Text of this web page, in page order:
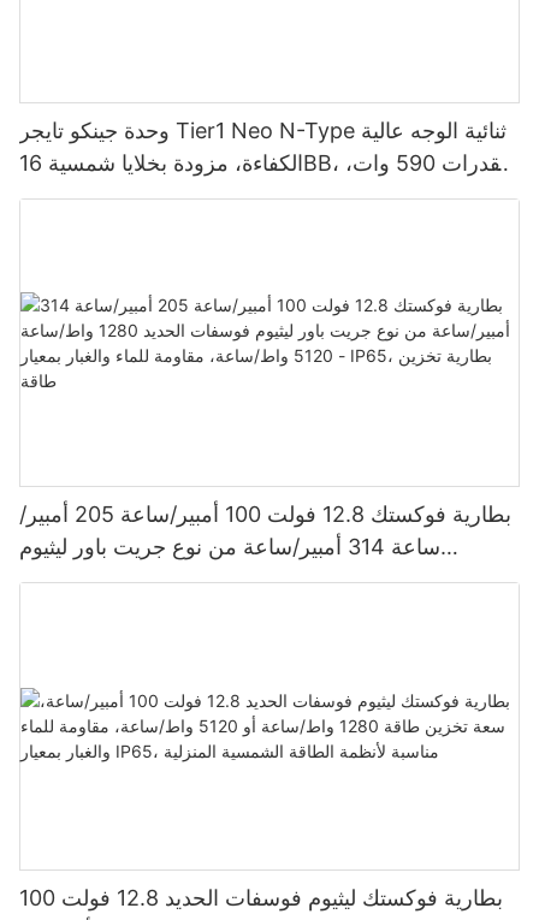
وحدة جينكو تايجر Tier1 Neo N-Type ثنائية الوجه عالية
الكفاءة، مزودة بخلايا شمسية 16BB، بقدرات 590 وات،
620 وات، 630 وات، و650 وات.
بطارية فوكستك 12.8 فولت 100 أمبير/ساعة 205 أمبير/
ساعة 314 أمبير/ساعة من نوع جريت باور ليثيوم
فوسفات الحديد 1280 واط/ساعة - 5120 واط/ساعة،
بطارية فوكستك ليثيوم فوسفات الحديد 12.8 فولت 100